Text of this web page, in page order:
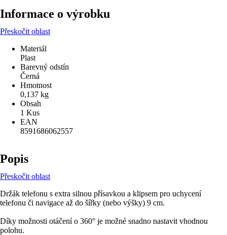
Informace o výrobku
Přeskočit oblast
Materiál
Plast
Barevný odstín
Černá
Hmotnost
0,137 kg
Obsah
1 Kus
EAN
8591686062557
Popis
Přeskočit oblast
Držák telefonu s extra silnou přísavkou a klipsem pro uchycení
telefonu či navigace až do šířky (nebo výšky) 9 cm.
Díky možnosti otáčení o 360° je možné snadno nastavit vhodnou
polohu.